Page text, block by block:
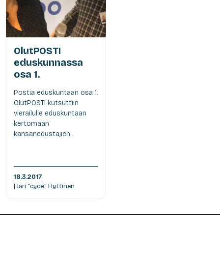
OlutPOSTI
eduskunnassa
osa 1.
Postia eduskuntaan osa 1.
OlutPOSTI kutsuttiin
vierailulle eduskuntaan
kertomaan
kansanedustajien...
18.3.2017
| Jari "cyde" Hyttinen